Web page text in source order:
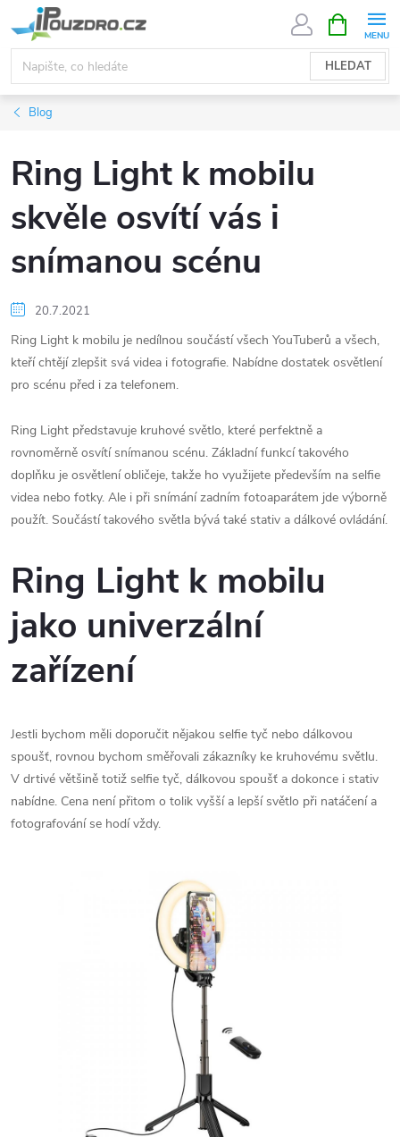
na
obsah
HLEDAT
NÁKUPNÍ
KOŠÍK
Blog
Ring Light k mobilu
skvěle osvítí vás i
snímanou scénu
20.7.2021
Ring Light k mobilu je nedílnou součástí všech YouTuberů a všech,
kteří chtějí zlepšit svá videa i fotografie. Nabídne dostatek osvětlení
pro scénu před i za telefonem.
Ring Light představuje kruhové světlo, které perfektně a
rovnoměrně osvítí snímanou scénu. Základní funkcí takového
doplňku je osvětlení obličeje, takže ho využijete především na selfie
videa nebo fotky. Ale i při snímání zadním fotoaparátem jde výborně
použít. Součástí takového světla bývá také stativ a dálkové ovládání.
Ring Light k mobilu
jako univerzální
zařízení
Jestli bychom měli doporučit nějakou selfie tyč nebo dálkovou
spoušť, rovnou bychom směřovali zákazníky ke kruhovému světlu.
V drtivé většině totiž selfie tyč, dálkovou spoušť a dokonce i stativ
nabídne. Cena není přitom o tolik vyšší a lepší světlo při natáčení a
fotografování se hodí vždy.